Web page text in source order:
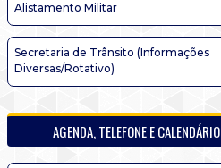
Alistamento Militar
Secretaria de Trânsito (Informações
Diversas/Rotativo)
AGENDA, TELEFONE E CALENDÁRIO